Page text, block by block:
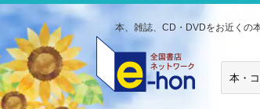
本、雑誌、CD・DVDをお近くの